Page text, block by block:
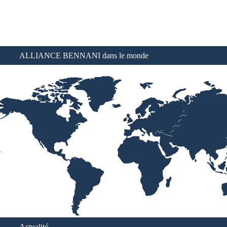
ALLIANCE BENNANI dans le monde